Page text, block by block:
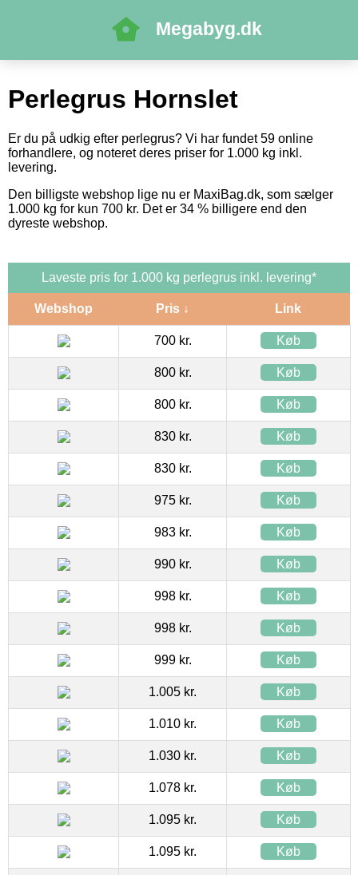
Megabyg.dk
Perlegrus Hornslet
Er du på udkig efter perlegrus? Vi har fundet 59 online
forhandlere, og noteret deres priser for 1.000 kg inkl.
levering.
Den billigste webshop lige nu er MaxiBag.dk, som sælger
1.000 kg for kun 700 kr. Det er 34 % billigere end den
dyreste webshop.
Laveste pris for 1.000 kg perlegrus inkl. levering*
Webshop Pris ↓ Link
700 kr. Køb
800 kr. Køb
800 kr. Køb
830 kr. Køb
830 kr. Køb
975 kr. Køb
983 kr. Køb
990 kr. Køb
998 kr. Køb
998 kr. Køb
999 kr. Køb
1.005 kr. Køb
1.010 kr. Køb
1.030 kr. Køb
1.078 kr. Køb
1.095 kr. Køb
1.095 kr. Køb